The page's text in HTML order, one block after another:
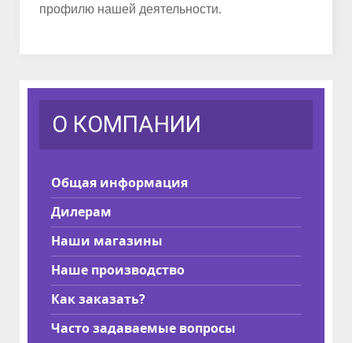
профилю нашей деятельности.
О КОМПАНИИ
Общая информация
Дилерам
Наши магазины
Наше производство
Как заказать?
Часто задаваемые вопросы